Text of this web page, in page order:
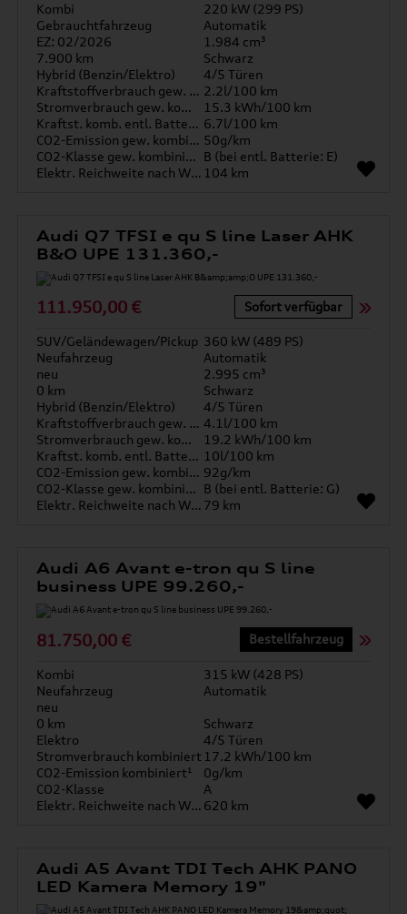
Kombi
220 kW (299 PS)
Gebrauchtfahrzeug
Automatik
EZ: 02/2026
1.984 cm³
7.900 km
Schwarz
Hybrid (Benzin/Elektro)
4/5 Türen
Kraftstoffverbrauch gew. kombiniert 2.2l/100 km
Stromverbrauch gew. kombiniert
15.3 kWh/100 km
Kraftst. komb. entl. Batterie 6.7l/100 km
CO2-Emission gew. kombiniert 50g/km
CO2-Klasse gew. kombiniert B (bei entl. Batterie: E)
Elektr. Reichweite nach WLTP* 104 km
Audi Q7 TFSI e qu S line Laser AHK
B&O UPE 131.360,-
111.950,00 € Sofort verfügbar
SUV/Geländewagen/Pickup 360 kW (489 PS)
Neufahrzeug
Automatik
neu
2.995 cm³
0 km
Schwarz
Hybrid (Benzin/Elektro)
4/5 Türen
Kraftstoffverbrauch gew. kombiniert 4.1l/100 km
Stromverbrauch gew. kombiniert
19.2 kWh/100 km
Kraftst. komb. entl. Batterie 10l/100 km
CO2-Emission gew. kombiniert 92g/km
CO2-Klasse gew. kombiniert B (bei entl. Batterie: G)
Elektr. Reichweite nach WLTP* 79 km
Audi A6 Avant e-tron qu S line
business UPE 99.260,-
81.750,00 € Bestellfahrzeug
Kombi
315 kW (428 PS)
Neufahrzeug
Automatik
neu
0 km
Schwarz
Elektro
4/5 Türen
Stromverbrauch kombiniert 17.2 kWh/100 km
CO2-Emission kombiniert¹
0g/km
CO2-Klasse
A
Elektr. Reichweite nach WLTP* 620 km
Audi A5 Avant TDI Tech AHK PANO
LED Kamera Memory 19"